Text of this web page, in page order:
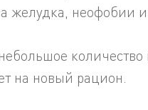
желудка, неофобии
на новый рацион.